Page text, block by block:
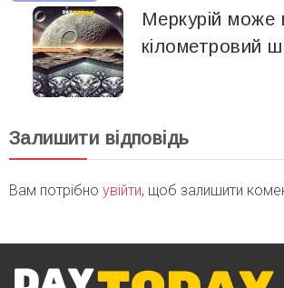
Меркурій може
кілометровий
Залишити відповідь
Вам потрібно увійти, щоб залишити